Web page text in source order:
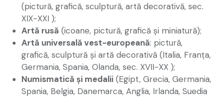
(pictură, grafică, sculptură, artă decorativă, sec.
XIX-XXI );
Artă rusă (icoane, pictură, grafică și miniatură);
Artă universală vest-europeană: pictură,
grafică, sculptură și artă decorativă (Italia, Franța,
Germania, Spania, Olanda, sec. XVII-XX );
Numismatică și medalii (Egipt, Grecia, Germania,
Spania, Belgia, Danemarca, Anglia, Irlanda, Suedia